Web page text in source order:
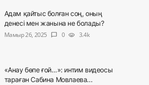
Адам қайтыс болған соң, оның
денесі мен жанына не болады?
Мамыр 26, 2025
chat_bubble 0 visibility 3.4k
«Анау бөпе ғой…»: интим видеосы
тараған Сабина Мовлаева...